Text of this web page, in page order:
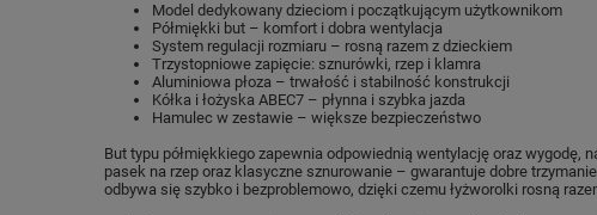
Model dedykowany dzieciom i początkującym użytkownikom
Półmiękki but – komfort i dobra wentylacja
System regulacji rozmiaru – rosną razem z dzieckiem
Trzystopniowe zapięcie: sznurówki, rzep i klamra
Aluminiowa płoza – trwałość i stabilność konstrukcji
Kółka i łożyska ABEC7 – płynna i szybka jazda
Hamulec w zestawie – większe bezpieczeństwo
But typu półmiękkiego zapewnia odpowiednią wentylację oraz wygodę,
pasek na rzep oraz klasyczne sznurowanie – gwarantuje dobre
odbywa się szybko i bezproblemowo, dzięki czemu łyżworolki rosną